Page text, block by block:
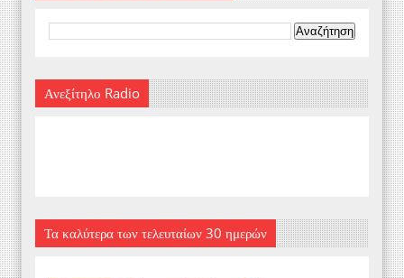
Ανεξίτηλο Radio
Τα καλύτερα των τελευταίων 30 ημερών